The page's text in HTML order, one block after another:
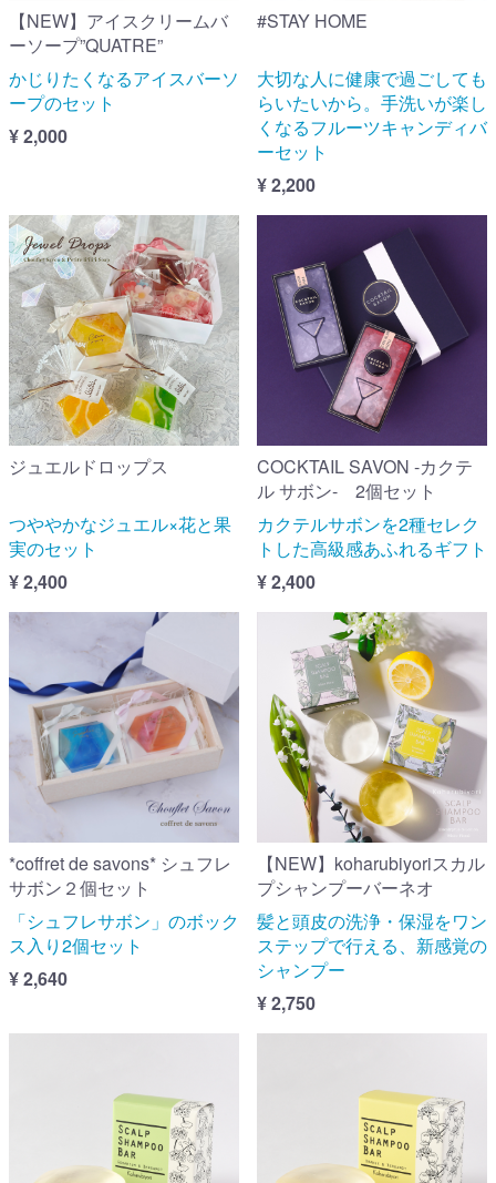
【NEW】アイスクリームバ
ーソープ”QUATRE”
かじりたくなるアイスバーソ
ープのセット
¥ 2,000
#STAY HOME
大切な人に健康で過ごしても
らいたいから。手洗いが楽し
くなるフルーツキャンディバ
ーセット
¥ 2,200
ジュエルドロップス
つややかなジュエル×花と果
実のセット
¥ 2,400
COCKTAIL SAVON -カクテ
ル サボン- 2個セット
カクテルサボンを2種セレク
トした高級感あふれるギフト
¥ 2,400
*coffret de savons* シュフレ
サボン２個セット
「シュフレサボン」のボック
ス入り2個セット
¥ 2,640
【NEW】koharubiyoriスカル
プシャンプーバーネオ
髪と頭皮の洗浄・保湿をワン
ステップで行える、新感覚の
シャンプー
¥ 2,750